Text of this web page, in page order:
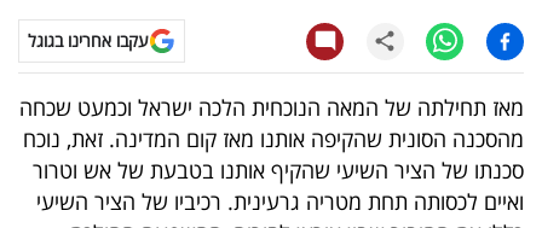
טלוויזיה
ספורט
קריירה
עקבו אחרינו בגוגל
מאז תחילתה של המאה הנוכחית הלכה ישראל וכמעט שכחה
מהסכנה הסונית שהקיפה אותנו מאז קום המדינה. זאת, נוכח
סכנתו של הציר השיעי שהקיף אותנו בטבעת של אש וטרור
ואיים לכסותה תחת מטריה גרעינית. רכיביו של הציר השיעי